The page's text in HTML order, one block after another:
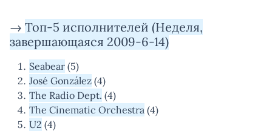
→ Топ-5 исполнителей (Неделя,
завершающаяся 2009-6-14)
Seabear (5)
José González (4)
The Radio Dept. (4)
The Cinematic Orchestra (4)
U2 (4)